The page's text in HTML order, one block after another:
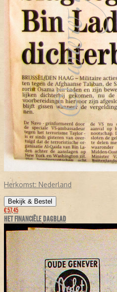
Herkomst: Nederland
Bekijk & Bestel
€ 57,45
HET FINANCIËLE DAGBLAD